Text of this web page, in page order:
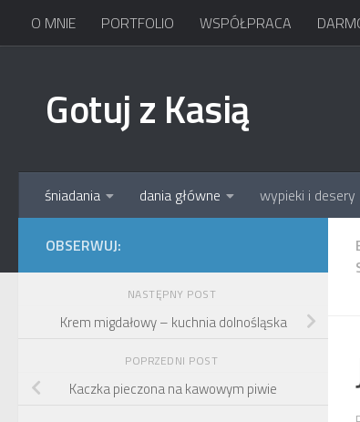
Skip to content
O MNIE PORTFOLIO WSPÓŁPRACA
Gotuj z Kasią
śniadania dania główne wypieki i desery
OBSERWUJ:
NASTĘPNY POST
Krem migdałowy – kuchnia dolnośląska
POPRZEDNI POST
Kaczka pieczona na kawowym piwie